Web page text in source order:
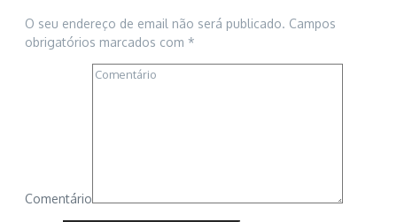
O seu endereço de email não será publicado. Campos
obrigatórios marcados com *
Comentário